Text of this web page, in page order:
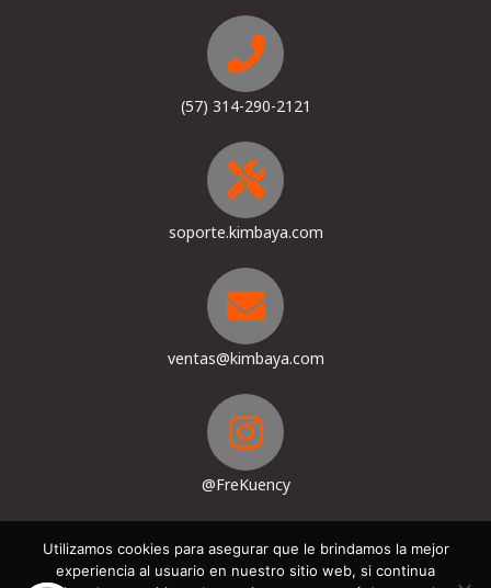
(57) 314-290-2121
soporte.kimbaya.com
ventas@kimbaya.com
@FreKuency
Términos, Condiciones & Políticas de privacidad Contacto
Utilizamos cookies para asegurar que le brindamos la mejor
experiencia al usuario en nuestro sitio web, si continua